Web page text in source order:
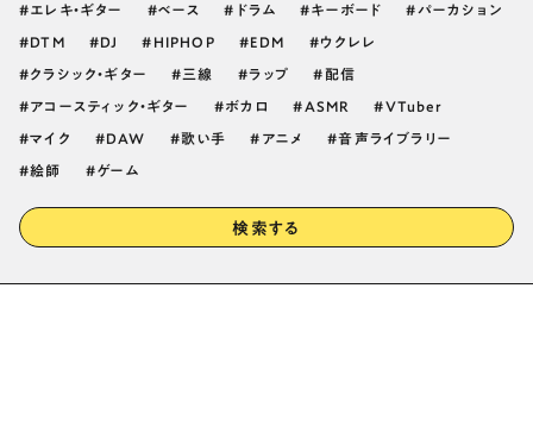
エレキ・ギター ベース ドラム キーボード パーカション
DTM DJ HIPHOP EDM ウクレレ
クラシック・ギター 三線 ラップ 配信
アコースティック・ギター ボカロ ASMR VTuber
マイク DAW 歌い手 アニメ 音声ライブラリー
絵師 ゲーム
検索する